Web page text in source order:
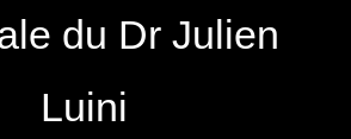
du Dr Julien
Luini